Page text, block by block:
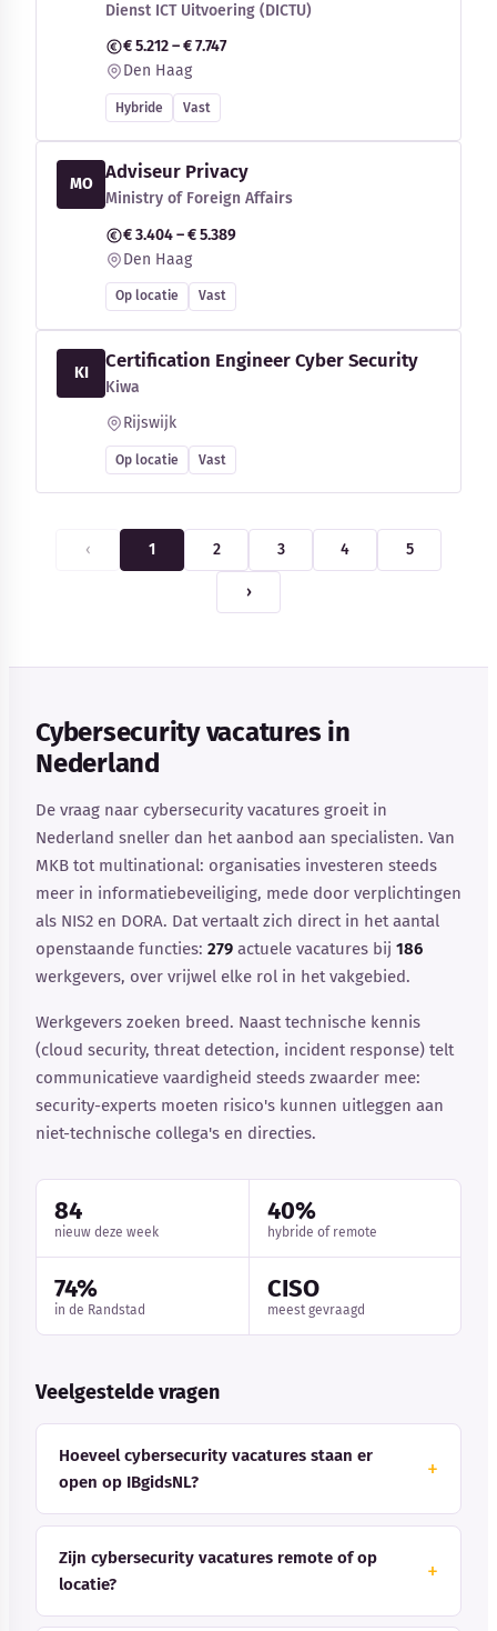
Dienst ICT Uitvoering (DICTU)
€ 5.212 – € 7.747
Den Haag
Hybride Vast
MO
Adviseur Privacy
Ministry of Foreign Affairs
€ 3.404 – € 5.389
Den Haag
Op locatie Vast
KI
Certification Engineer Cyber Security
Kiwa
Rijswijk
Op locatie Vast
‹ 1 2 3 4 5
›
Cybersecurity vacatures in
Nederland
De vraag naar cybersecurity vacatures groeit in
Nederland sneller dan het aanbod aan specialisten. Van
MKB tot multinational: organisaties investeren steeds
meer in informatiebeveiliging, mede door verplichtingen
als NIS2 en DORA. Dat vertaalt zich direct in het aantal
openstaande functies: 279 actuele vacatures bij 186
werkgevers, over vrijwel elke rol in het vakgebied.
Werkgevers zoeken breed. Naast technische kennis
(cloud security, threat detection, incident response) telt
communicatieve vaardigheid steeds zwaarder mee:
security-experts moeten risico's kunnen uitleggen aan
niet-technische collega's en directies.
84
nieuw deze week
40%
hybride of remote
74%
in de Randstad
CISO
meest gevraagd
Veelgestelde vragen
Hoeveel cybersecurity vacatures staan er
open op IBgidsNL?
Zijn cybersecurity vacatures remote of op
locatie?